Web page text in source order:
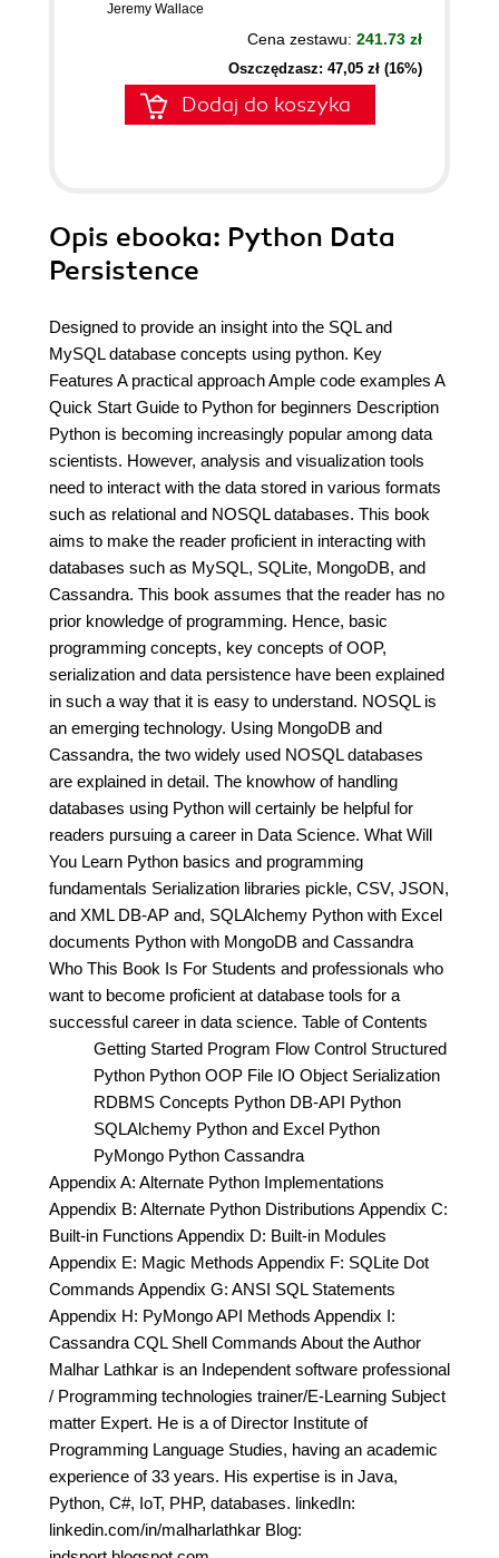
Jeremy Wallace
Cena zestawu: 241.73 zł
Oszczędzasz: 47,05 zł (16%)
Dodaj do koszyka
Opis ebooka: Python Data
Persistence
Designed to provide an insight into the SQL and
MySQL database concepts using python. Key
Features A practical approach Ample code examples A
Quick Start Guide to Python for beginners Description
Python is becoming increasingly popular among data
scientists. However, analysis and visualization tools
need to interact with the data stored in various formats
such as relational and NOSQL databases. This book
aims to make the reader proficient in interacting with
databases such as MySQL, SQLite, MongoDB, and
Cassandra. This book assumes that the reader has no
prior knowledge of programming. Hence, basic
programming concepts, key concepts of OOP,
serialization and data persistence have been explained
in such a way that it is easy to understand. NOSQL is
an emerging technology. Using MongoDB and
Cassandra, the two widely used NOSQL databases
are explained in detail. The knowhow of handling
databases using Python will certainly be helpful for
readers pursuing a career in Data Science. What Will
You Learn Python basics and programming
fundamentals Serialization libraries pickle, CSV, JSON,
and XML DB-AP and, SQLAlchemy Python with Excel
documents Python with MongoDB and Cassandra
Who This Book Is For Students and professionals who
want to become proficient at database tools for a
successful career in data science. Table of Contents
Getting Started Program Flow Control Structured
Python Python OOP File IO Object Serialization
RDBMS Concepts Python DB-API Python
SQLAlchemy Python and Excel Python
PyMongo Python Cassandra
Appendix A: Alternate Python Implementations
Appendix B: Alternate Python Distributions Appendix C:
Built-in Functions Appendix D: Built-in Modules
Appendix E: Magic Methods Appendix F: SQLite Dot
Commands Appendix G: ANSI SQL Statements
Appendix H: PyMongo API Methods Appendix I:
Cassandra CQL Shell Commands About the Author
Malhar Lathkar is an Independent software professional
/ Programming technologies trainer/E-Learning Subject
matter Expert. He is a of Director Institute of
Programming Language Studies, having an academic
experience of 33 years. His expertise is in Java,
Python, C#, IoT, PHP, databases. linkedIn:
linkedin.com/in/malharlathkar Blog: